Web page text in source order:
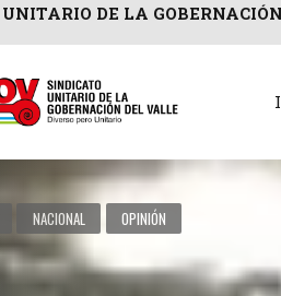
DE LA
NACIONAL OPINIÓN